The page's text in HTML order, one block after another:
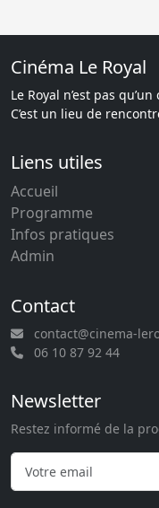
Cinéma Le Royal
Le Royal n’est pas
C’est un lieu de
Liens utiles
Accueil
Programme
Infos pratiques
Admin
Contact
contact@cinema-
06 10 87 92 44
Newsletter
Restez informé de la